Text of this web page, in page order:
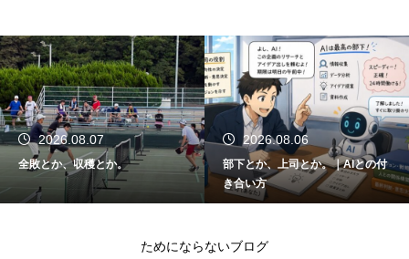
。
2026.08.06
部下とか、上司とか。｜AIとの付
き合い方
2026.08.05
関東大会とか、
ためにならないブログ